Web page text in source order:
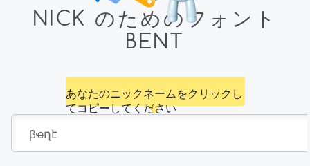
NICK のためのフォント
BENT
あなたのニックネームをクリックし
てコピーしてください